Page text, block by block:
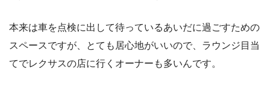
本来は車を点検に出して待っているあいだに過ごすための
スペースですが、とても居心地がいいので、ラウンジ目当
てでレクサスの店に行くオーナーも多いんです。